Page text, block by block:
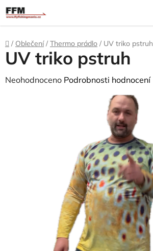
Přejít
na
obsah
Domů
/ Oblečení / Thermo prádlo / UV triko pstruh
UV triko pstruh
Průměrné
Neohodnoceno Podrobnosti hodnocení